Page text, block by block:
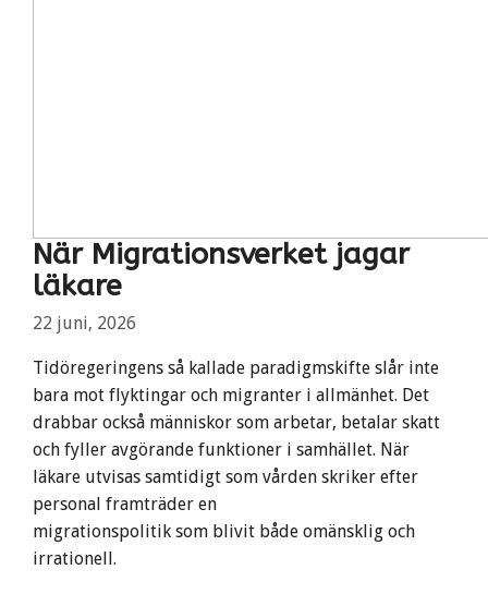
När Migrationsverket jagar
läkare
22 juni, 2026
Tidöregeringens så kallade paradigmskifte slår inte
bara mot flyktingar och migranter i allmänhet. Det
drabbar också människor som arbetar, betalar skatt
och fyller avgörande funktioner i samhället. När
läkare utvisas samtidigt som vården skriker efter
personal framträder en
migrationspolitik som blivit både omänsklig och
irrationell.